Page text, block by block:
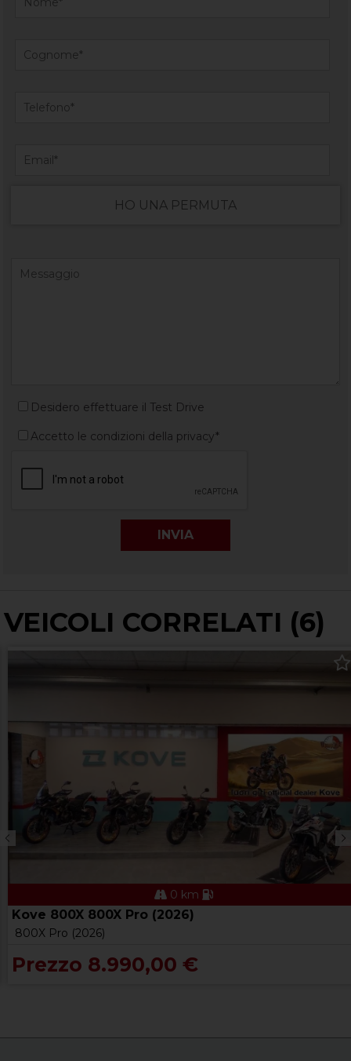
HO UNA PERMUTA
Desidero effettuare il Test Drive
Accetto le condizioni della privacy*
VEICOLI CORRELATI (6)
0 km
Kove 800X 800X Pro (2026)
800X Pro (2026)
Prezzo 8.990,00 €